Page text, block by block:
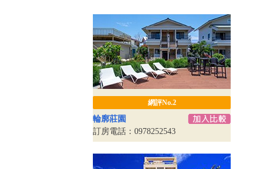
網評No.2
輪廓莊園
訂房電話：0978252543